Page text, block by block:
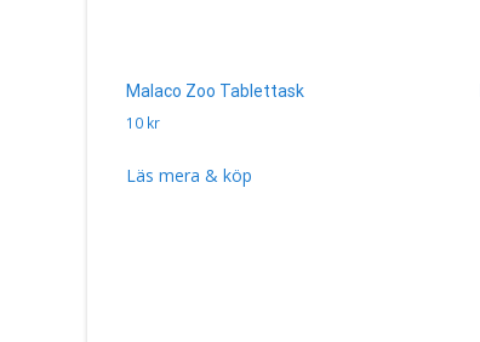
Malaco Zoo Tablettask
10 kr
Läs mera & köp